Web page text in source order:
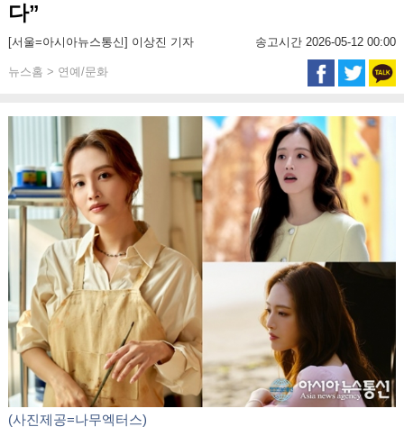
다”
[서울=아시아뉴스통신] 이상진 기자 송고시간 2026-05-12 00:00
뉴스홈 > 연예/문화
(사진제공=나무엑터스)